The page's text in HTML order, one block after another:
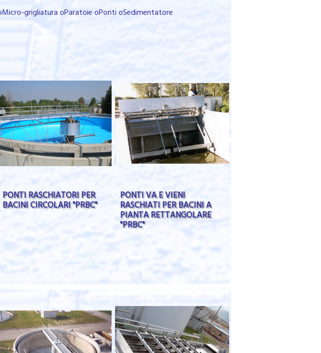
grigliatura oParatoie oPonti oSedimentatore
PONTI RASCHIATORI PER
BACINI CIRCOLARI "PRBC"
PONTI VA E VIENI
RASCHIATI PER BACINI A
PIANTA RETTANGOLARE
"PRBC"